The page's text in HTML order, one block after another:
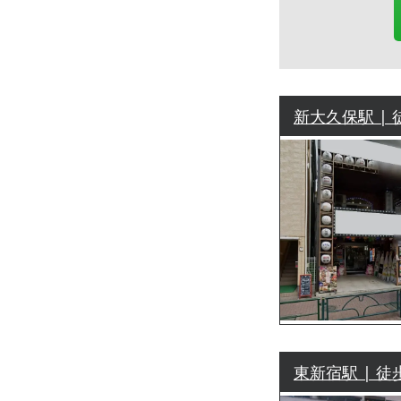
新大久保駅 |
東新宿駅 | 徒